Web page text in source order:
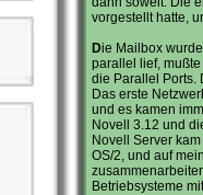
vorgestellt hatte,
Die Mailbox
parallel lief,
die Parallel Ports.
Das erste
und es kamen
Novell 3.12 und
Novell Server
OS/2, und auf
Betriebsysteme